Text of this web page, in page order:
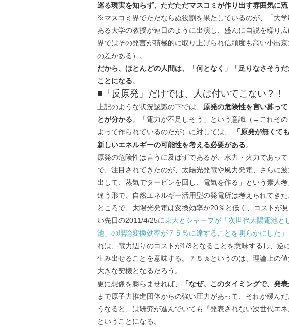
巡る現実を知らず、ただただマスコミが作り出す雰囲気に流
※マスコミ界でただならぬ役割を果たしているのが、「大
ある大学の教授が連日のように出演し、盛んに自説を繰り
界ではその発言が積極的に取り上げられ信頼度も高い小出
の差がある）。
だから、ほとんどの人間は、「何となく」「足りなさそう
ことになる。
■「反原発」だけでは、人は付いてこない？！
上記のような状況認識の下では、 原発の危険性を言い募っ
とが分かる。「電力が不足しそう」という意識（←これそ
よって作られているのだが）に対しては、
「原発が無くて
新しいエネルギーの可能性を考える必要がある。
原発の危険性は言うに及ばずであるが、水力・火力であっ
で、注目されてきたのが、太陽光発電や風力発電、さらに
出して、蒸気でタービンを回し、電気を作る」という素人
違う形で、自然エネルギー活用型の発電所は考えられてきた
ところで、太陽光発電は変換効率が20％と低く、コストが
い先日の2011/4/25に東大とシャープが「次世代太陽電池
池」の理論変換効率が７５％に達することを明らかにした
れは、電力辺りのコストが1/3となることを意味するし、逆
生み出せることを意味する。７５％というのは、理論上の
大きな契機となるだろう。
更に想像を膨らませれば、
「なぜ、このタイミングで、発
まで原子力推進団体からの強い圧力があって、それが緩ん
うなると、は研究が進んでいても『発表されない次世代エ
ということになる。